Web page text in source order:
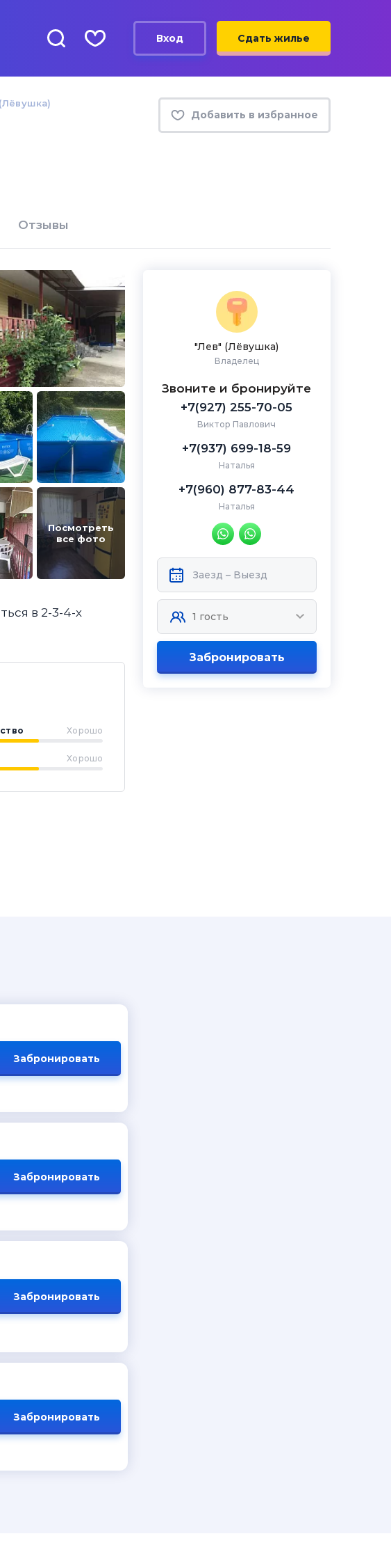
Вход Сдать жилье
Добавить в избранное
Отзывы
Посмотреть
все фото
"Лев" (Лёвушка)
Владелец
Звоните и бронируйте
+7(927) 255-70-05
Виктор Павлович
+7(937) 699-18-59
Наталья
+7(960) 877-83-44
Наталья
Забронировать
в 2-3-4-х
Хорошо
Хорошо
Забронировать
Забронировать
Забронировать
Забронировать